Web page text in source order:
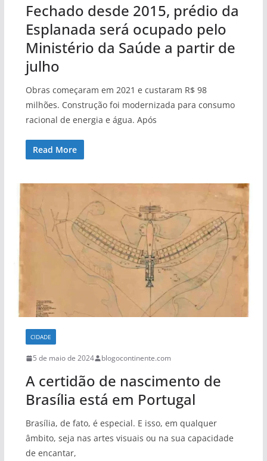
Fechado desde 2015, prédio da
Esplanada será ocupado pelo
Ministério da Saúde a partir de
julho
Obras começaram em 2021 e custaram R$ 98
milhões. Construção foi modernizada para consumo
racional de energia e água. Após
Read More
CIDADE
5 de maio de 2024 blogocontinente.com
A certidão de nascimento de
Brasília está em Portugal
Brasília, de fato, é especial. E isso, em qualquer
âmbito, seja nas artes visuais ou na sua capacidade
de encantar,